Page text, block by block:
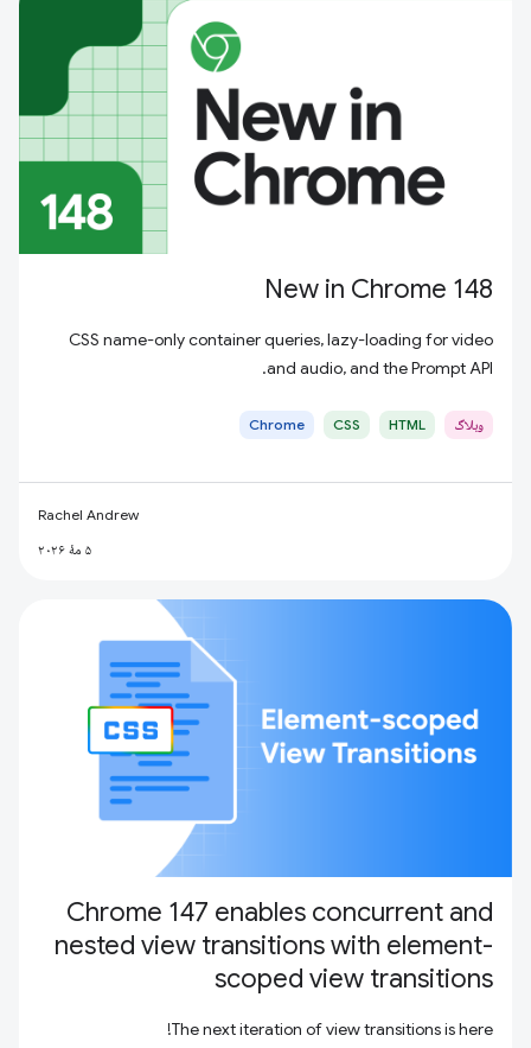
New in Chrome 148
CSS name-only container queries, lazy-loading for video
and audio, and the Prompt API.
وبلاگ HTML
CSS
Chrome
Rachel Andrew
۵ مهٔ ۲۰۲۶
Chrome 147 enables concurrent and
nested view transitions with element-
scoped view transitions
The next iteration of view transitions is here!